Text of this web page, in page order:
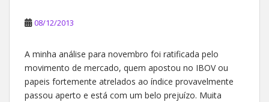
08/12/2013
A minha análise para novembro foi ratificada pelo
movimento de mercado, quem apostou no IBOV ou
papeis fortemente atrelados ao índice provavelmente
passou aperto e está com um belo prejuízo. Muita